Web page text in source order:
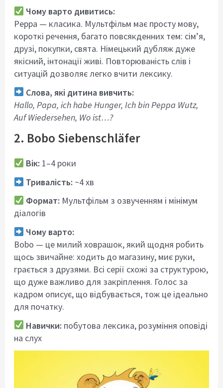
Чому варто дивитись:
Peppa — класика. Мультфільм має просту мову,
короткі речення, багато повсякденних тем: сім’я,
друзі, покупки, свята. Німецький дубляж дуже
якісний, інтонації живі. Повторюваність слів і
ситуацій дозволяє легко вчити лексику.
Слова, які дитина вивчить:
Hallo, Papa, ich habe Hunger, Ich bin Peppa Wutz,
Auf Wiedersehen, Wo ist…?
2. Bobo Siebenschläfer
Вік: 1–4 роки
Тривалість: ~4 хв
Формат: Мультфільм з озвученням і мінімум
діалогів
Чому варто:
Bobo — це милий ховрашок, який щодня робить
щось звичайне: ходить до магазину, миє руки,
грається з друзями. Всі серії схожі за структурою,
що дуже важливо для закріплення. Голос за
кадром описує, що відбувається, тож це ідеально
для початку.
Навички: побутова лексика, розуміння оповіді
на слух